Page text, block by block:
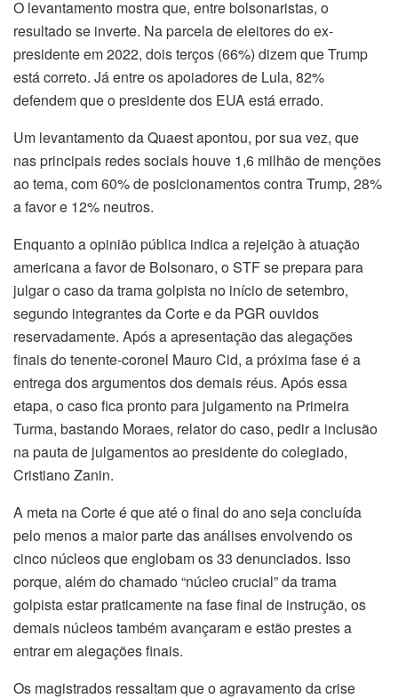
O levantamento mostra que, entre bolsonaristas, o
resultado se inverte. Na parcela de eleitores do ex-
presidente em 2022, dois terços (66%) dizem que Trump
está correto. Já entre os apoiadores de Lula, 82%
defendem que o presidente dos EUA está errado.
Um levantamento da Quaest apontou, por sua vez, que
nas principais redes sociais houve 1,6 milhão de menções
ao tema, com 60% de posicionamentos contra Trump, 28%
a favor e 12% neutros.
Enquanto a opinião pública indica a rejeição à atuação
americana a favor de Bolsonaro, o STF se prepara para
julgar o caso da trama golpista no início de setembro,
segundo integrantes da Corte e da PGR ouvidos
reservadamente. Após a apresentação das alegações
finais do tenente-coronel Mauro Cid, a próxima fase é a
entrega dos argumentos dos demais réus. Após essa
etapa, o caso fica pronto para julgamento na Primeira
Turma, bastando Moraes, relator do caso, pedir a inclusão
na pauta de julgamentos ao presidente do colegiado,
Cristiano Zanin.
A meta na Corte é que até o final do ano seja concluída
pelo menos a maior parte das análises envolvendo os
cinco núcleos que englobam os 33 denunciados. Isso
porque, além do chamado “núcleo crucial” da trama
golpista estar praticamente na fase final de instrução, os
demais núcleos também avançaram e estão prestes a
entrar em alegações finais.
Os magistrados ressaltam que o agravamento da crise